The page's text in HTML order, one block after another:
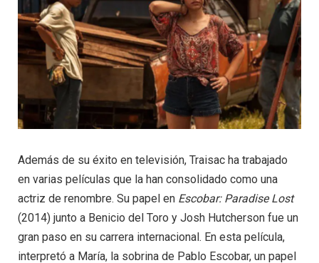
Además de su éxito en televisión, Traisac ha trabajado
en varias películas que la han consolidado como una
actriz de renombre. Su papel en Escobar: Paradise Lost
(2014) junto a Benicio del Toro y Josh Hutcherson fue un
gran paso en su carrera internacional. En esta película,
interpretó a María, la sobrina de Pablo Escobar, un papel